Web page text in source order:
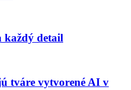
každý detail
tváre vytvorené AI v